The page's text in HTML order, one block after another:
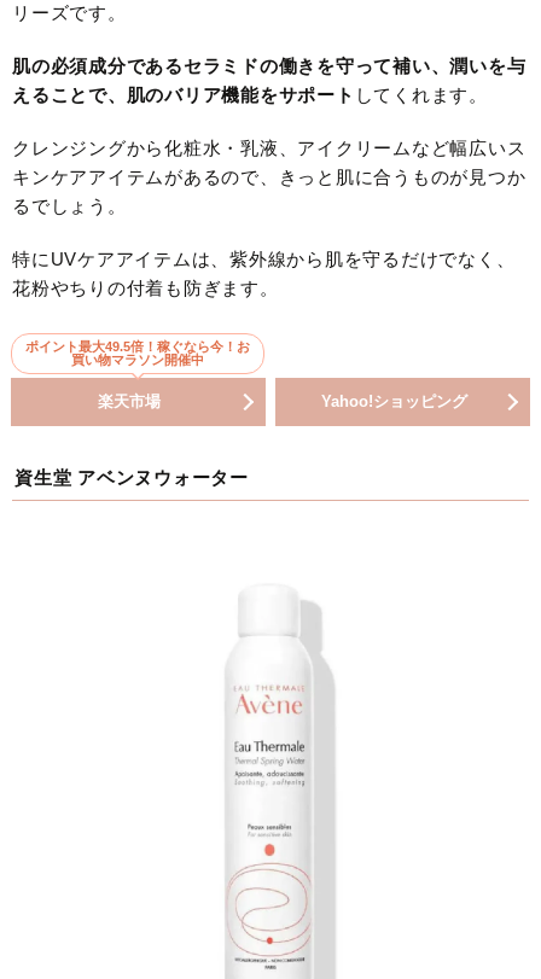
リーズです。
肌の必須成分であるセラミドの働きを守って補い、潤いを与
えることで、肌のバリア機能をサポート してくれます。
クレンジングから化粧水・乳液、アイクリームなど幅広いス
キンケアアイテムがあるので、きっと肌に合うものが見つか
るでしょう。
特にUVケアアイテムは、紫外線から肌を守るだけでなく、
花粉やちりの付着も防ぎます。
ポイント最大49.5倍！稼ぐなら今！お
買い物マラソン開催中
楽天市場 Yahoo!ショッピング
資生堂 アベンヌウォーター